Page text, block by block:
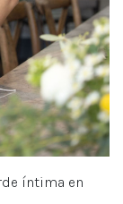
íntima en